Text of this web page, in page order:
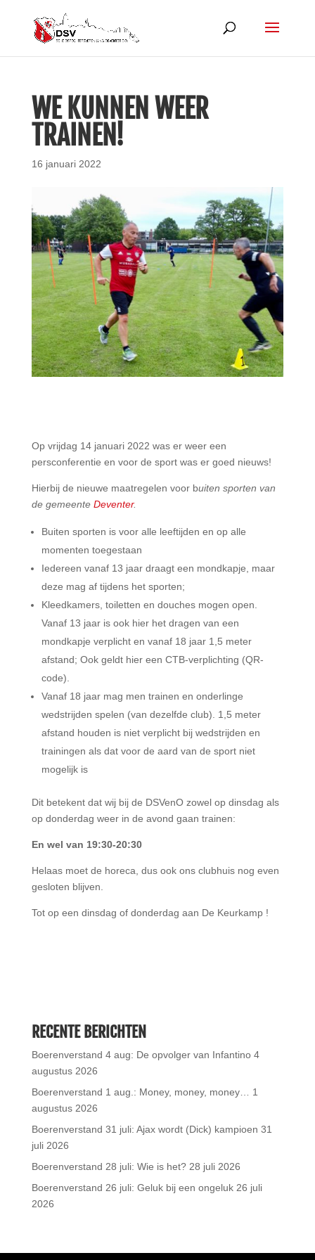
WE KUNNEN WEER
TRAINEN!
16 januari 2022
Op vrijdag 14 januari 2022 was er weer een
persconferentie en voor de sport was er goed nieuws!
Hierbij de nieuwe maatregelen voor buiten sporten van
de gemeente Deventer.
Buiten sporten is voor alle leeftijden en op alle
momenten toegestaan
Iedereen vanaf 13 jaar draagt een mondkapje, maar
deze mag af tijdens het sporten;
Kleedkamers, toiletten en douches mogen open.
Vanaf 13 jaar is ook hier het dragen van een
mondkapje verplicht en vanaf 18 jaar 1,5 meter
afstand; Ook geldt hier een CTB-verplichting (QR-
code).
Vanaf 18 jaar mag men trainen en onderlinge
wedstrijden spelen (van dezelfde club). 1,5 meter
afstand houden is niet verplicht bij wedstrijden en
trainingen als dat voor de aard van de sport niet
mogelijk is
Dit betekent dat wij bij de DSVenO zowel op dinsdag als
op donderdag weer in de avond gaan trainen:
En wel van 19:30-20:30
Helaas moet de horeca, dus ook ons clubhuis nog even
gesloten blijven.
Tot op een dinsdag of donderdag aan De Keurkamp !
RECENTE BERICHTEN
Boerenverstand 4 aug: De opvolger van Infantino 4
augustus 2026
Boerenverstand 1 aug.: Money, money, money… 1
augustus 2026
Boerenverstand 31 juli: Ajax wordt (Dick) kampioen 31
juli 2026
Boerenverstand 28 juli: Wie is het? 28 juli 2026
Boerenverstand 26 juli: Geluk bij een ongeluk 26 juli
2026